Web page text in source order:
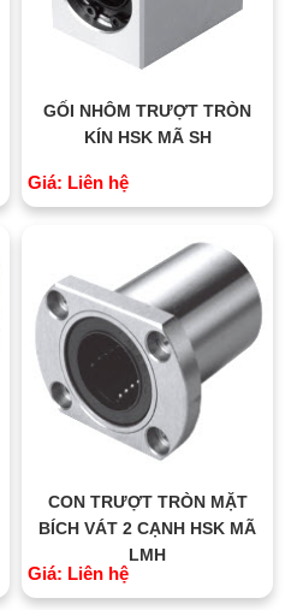
GỐI NHÔM TRƯỢT TRÒN
KÍN HSK MÃ SH
Giá: Liên hệ
CON TRƯỢT TRÒN MẶT
BÍCH VÁT 2 CẠNH HSK MÃ
LMH
Giá: Liên hệ